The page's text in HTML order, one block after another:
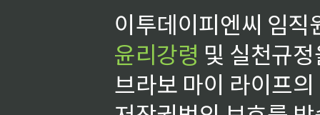
이투데이피엔씨 임
윤리강령 및 실천규
브라보 마이 라이프